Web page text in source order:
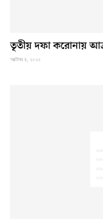
তৃতীয় দফা করোনায়
অক্টোবর ৪, ২০২২